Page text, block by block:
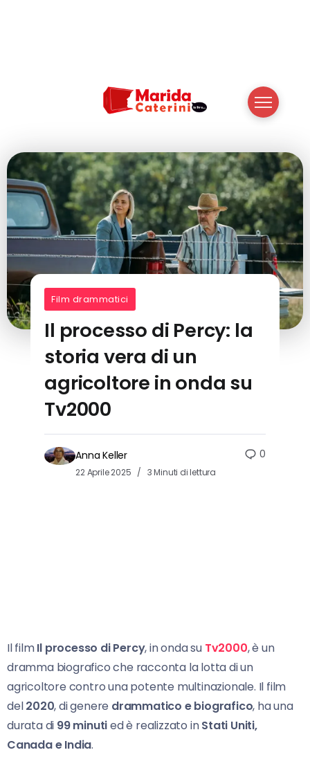
Film drammatici
Il processo di Percy: la
storia vera di un
agricoltore in onda su
Tv2000
Anna Keller
22 Aprile 2025 3 Minuti di lettura
0
Il filmIl processo di Percy, in onda su Tv2000, è un
dramma biografico che racconta la lotta di un
agricoltore contro una potente multinazionale. Il film
del2020, di genere drammatico e biografico, ha una
durata di 99 minutied è realizzato inStati Uniti,
Canada e India.